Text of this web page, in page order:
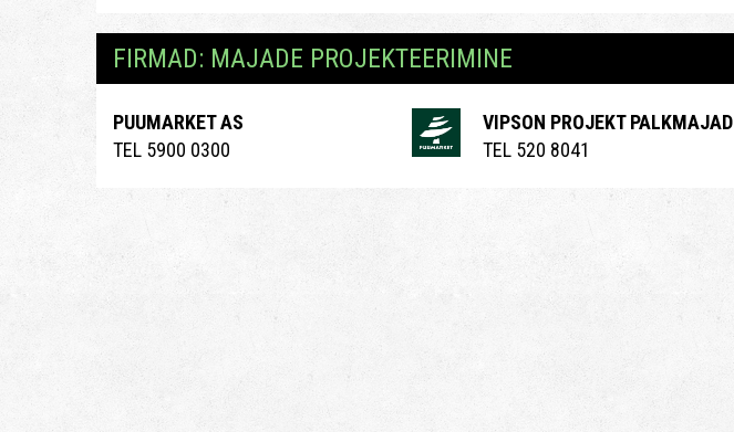
FIRMAD: MAJADE PROJEKTEERIMINE
PUUMARKET AS
TEL 5900 0300
VIPSON PROJEKT PALKMAJAD
TEL 520 8041